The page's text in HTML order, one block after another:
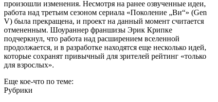
произошли изменения. Несмотря на ранее озвученные идеи,
работа над третьим сезоном сериала «Поколение „Ви“» (Gen
V) была прекращена, и проект на данный момент считается
отмененным. Шоураннер франшизы Эрик Крипке
подчеркнул, что работа над расширением вселенной
продолжается, и в разработке находятся еще несколько идей,
которые сохранят привычный для зрителей рейтинг «только
для взрослых».
Еще кое-что по теме:
Рубрики